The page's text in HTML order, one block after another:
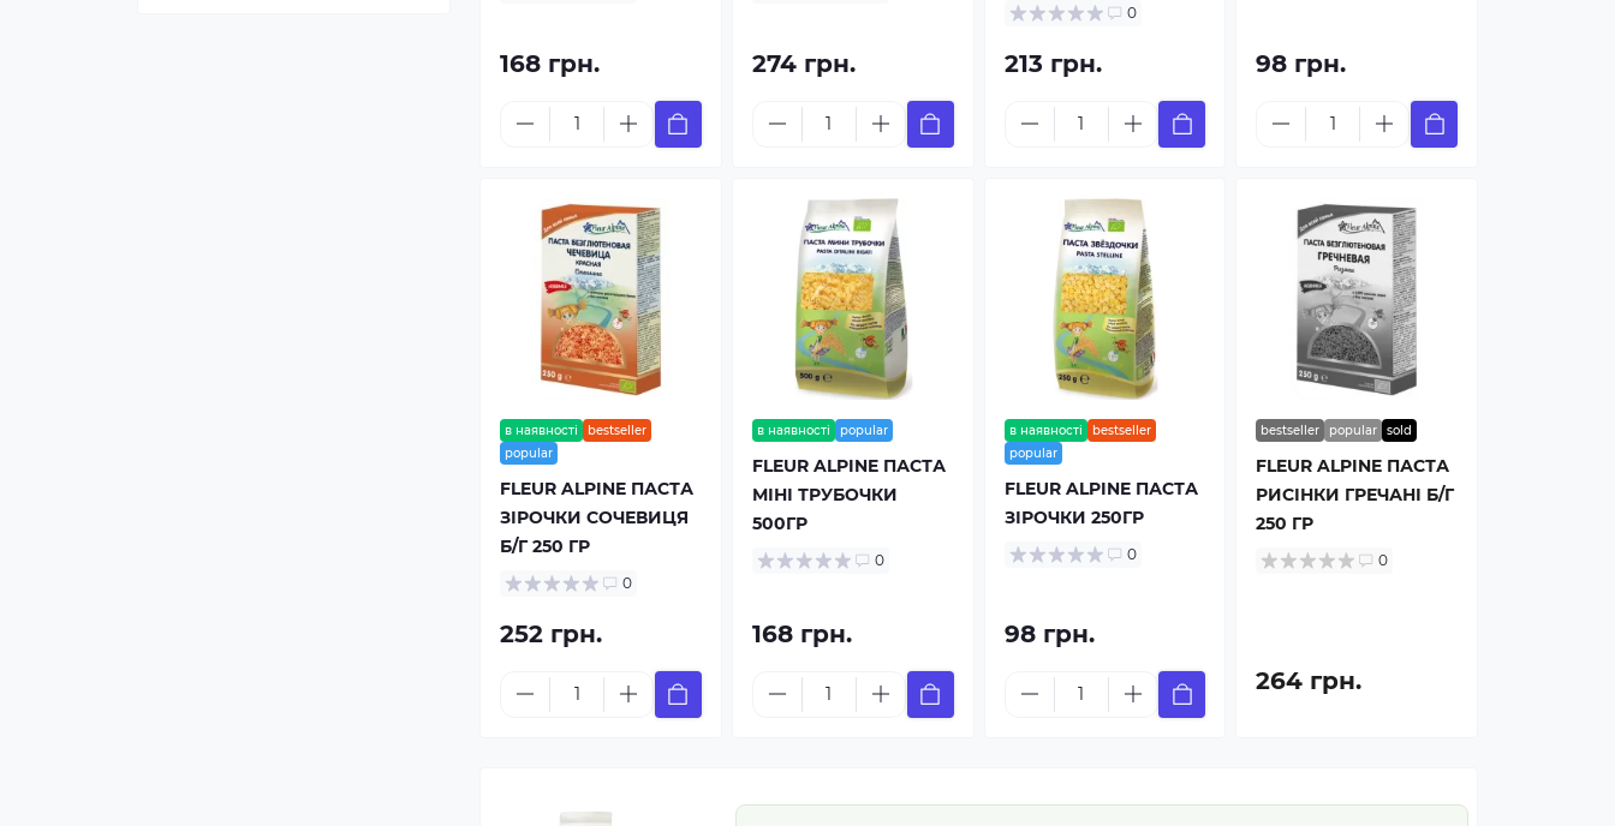
168 грн. 274 грн.
0
213 грн. 98 грн.
в наявності
bestseller
popular
FLEUR ALPINE ПАСТА
ЗІРОЧКИ СОЧЕВИЦЯ
Б/Г 250 ГР
0
252 грн.
в наявності popular
FLEUR ALPINE ПАСТА
МІНІ ТРУБОЧКИ
500ГР
0
168 грн.
в наявності
bestseller
popular
FLEUR ALPINE ПАСТА
ЗІРОЧКИ 250ГР
0
98 грн.
bestseller popular sold
FLEUR ALPINE ПАСТА
РИСІНКИ ГРЕЧАНІ Б/Г
250 ГР
0
264 грн.